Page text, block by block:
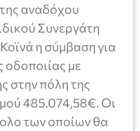
αναδόχου
Συνεργάτη
η σύμβαση για
οδοποιίας με
στην πόλη της
485.074,58€. Οι
των οποίων θα